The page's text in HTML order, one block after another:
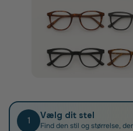
1 Vælg dit stel
Find den stil og størrelse,